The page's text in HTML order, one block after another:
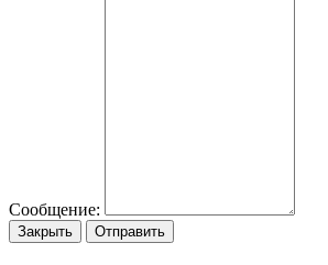
Сообщение:
Закрыть Отправить